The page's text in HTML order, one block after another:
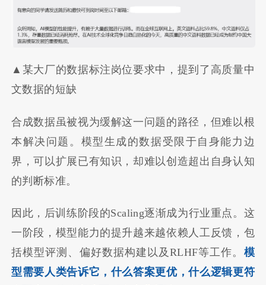
▲某大厂的数据标注岗位要求中，提到了高质量中
文数据的短缺
合成数据虽被视为缓解这一问题的路径，但难以根
本解决问题。模型生成的数据受限于自身能力边
界，可以扩展已有知识，却难以创造超出自身认知
的判断标准。
因此，后训练阶段的Scaling逐渐成为行业重点。这
一阶段，模型能力的提升越来越依赖人工反馈，包
括模型评测、偏好数据构建以及RLHF等工作。 模
型需要人类告诉它，什么答案更优，什么逻辑更符